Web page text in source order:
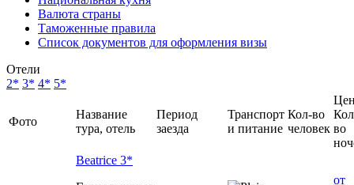
Валюта страны
Таможенные правила
Список документов для оформления визы
Отели
2* 3* 4* 5*
Фото
Название
тура, отель
Период
заезда
Транспорт
и питание
Кол-во
человек во
Beatrice 3*
от